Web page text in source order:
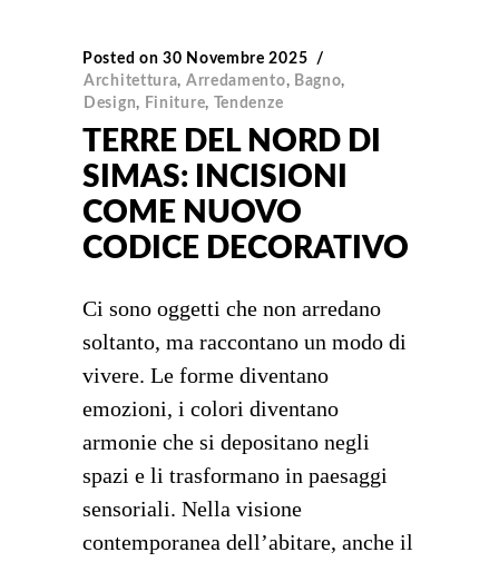
Posted on 30 Novembre 2025
Architettura, Arredamento, Bagno,
Design, Finiture, Tendenze
TERRE DEL NORD DI
SIMAS: INCISIONI
COME NUOVO
CODICE DECORATIVO
Ci sono oggetti che non arredano
soltanto, ma raccontano un modo di
vivere. Le forme diventano
emozioni, i colori diventano
armonie che si depositano negli
spazi e li trasformano in paesaggi
sensoriali. Nella visione
contemporanea dell’abitare, anche il